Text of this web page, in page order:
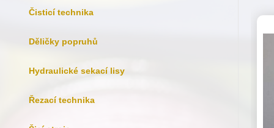
Čisticí technika
Děličky popruhů
Hydraulické sekací lisy
Řezací technika